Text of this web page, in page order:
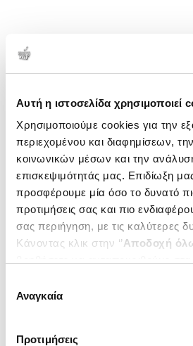
Αυτή η ιστοσελίδα χρησιμοποιεί
Χρησιμοποιούμε cookies για την
περιεχομένου και διαφημίσεων,
κοινωνικών μέσων και την
επισκεψιμότητάς μας. Επιδίωξη
προσφέρουμε μία όσο το δυνατό
προτιμήσεις σας και πιο
σας περιήγηση, με τις καλύτερες
Κάνοντας κλικ στην ‘’Αποδοχή
ενδιαφέρουν και να επιλέξετε
΄΄και να
συγκατάθεσης
Αναγκαία
Προτιμήσεις